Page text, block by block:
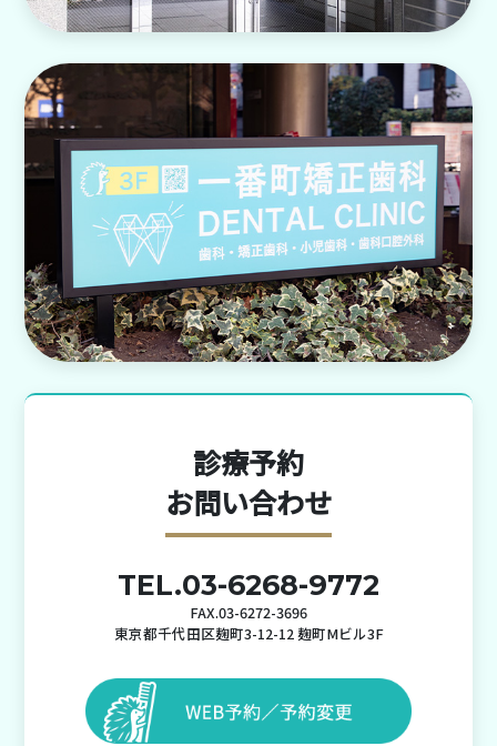
診療予約
お問い合わせ
TEL.03-6268-9772
FAX.03-6272-3696
東京都千代田区麹町3-12-12 麹町Mビル3F